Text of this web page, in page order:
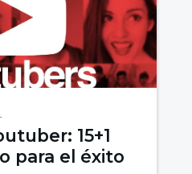
15+1
para el éxito